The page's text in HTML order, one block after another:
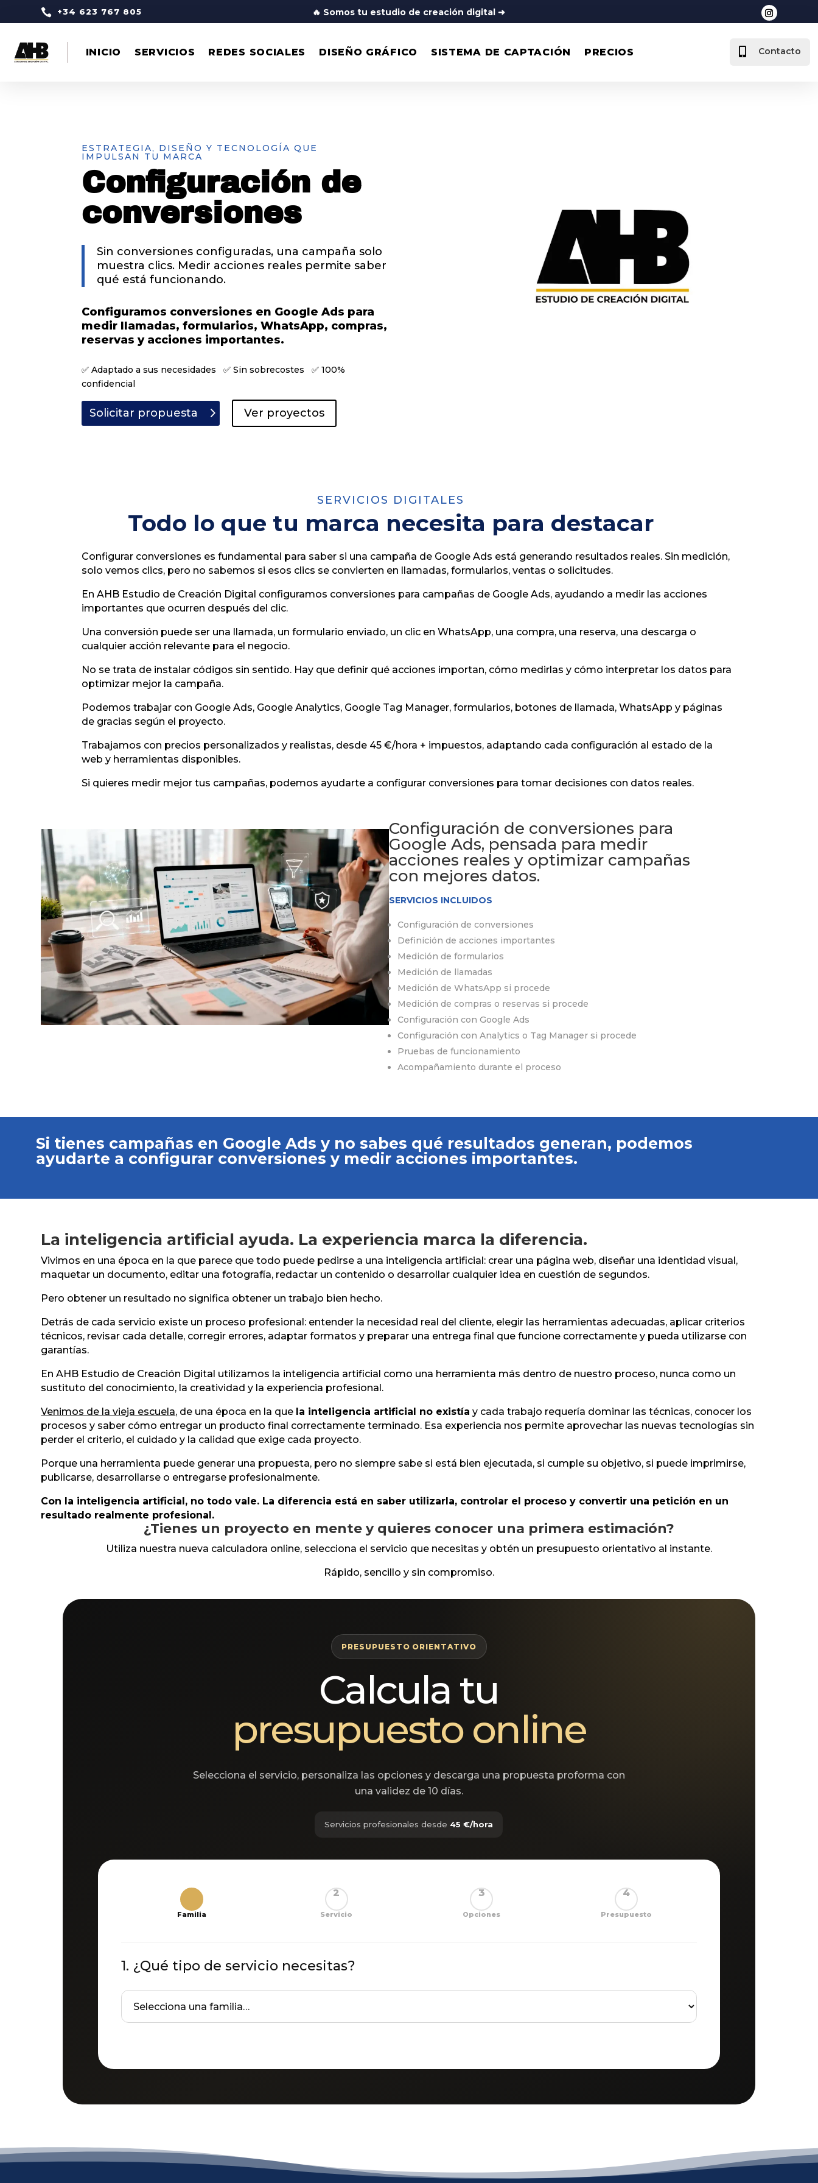
 +34 623 767 805 🔥 Somos tu estudio de creación digital ➜
INICIO SERVICIOS REDES SOCIALES DISEÑO GRÁFICO SISTEMA DE CAPTACIÓN PRECIOS  Contacto
ESTRATEGIA, DISEÑO Y TECNOLOGÍA QUE
IMPULSAN TU MARCA
Configuración de
conversiones
Sin conversiones configuradas, una campaña solo
muestra clics. Medir acciones reales permite saber
qué está funcionando.
Configuramos conversiones en Google Ads para
medir llamadas, formularios, WhatsApp, compras,
reservas y acciones importantes.
✅ Adaptado a sus necesidades ✅ Sin sobrecostes ✅ 100%
confidencial
Solicitar propuesta Ver proyectos
SERVICIOS DIGITALES
Todo lo que tu marca necesita para destacar
Configurar conversiones es fundamental para saber si una campaña de Google Ads está generando resultados reales. Sin medición,
solo vemos clics, pero no sabemos si esos clics se convierten en llamadas, formularios, ventas o solicitudes.
En AHB Estudio de Creación Digital configuramos conversiones para campañas de Google Ads, ayudando a medir las acciones
importantes que ocurren después del clic.
Una conversión puede ser una llamada, un formulario enviado, un clic en WhatsApp, una compra, una reserva, una descarga o
cualquier acción relevante para el negocio.
No se trata de instalar códigos sin sentido. Hay que definir qué acciones importan, cómo medirlas y cómo interpretar los datos para
optimizar mejor la campaña.
Podemos trabajar con Google Ads, Google Analytics, Google Tag Manager, formularios, botones de llamada, WhatsApp y páginas
de gracias según el proyecto.
Trabajamos con precios personalizados y realistas, desde 45 €/hora + impuestos, adaptando cada configuración al estado de la
web y herramientas disponibles.
Si quieres medir mejor tus campañas, podemos ayudarte a configurar conversiones para tomar decisiones con datos reales.
Configuración de conversiones para
Google Ads, pensada para medir
acciones reales y optimizar campañas
con mejores datos.
SERVICIOS INCLUIDOS
Configuración de conversiones
Definición de acciones importantes
Medición de formularios
Medición de llamadas
Medición de WhatsApp si procede
Medición de compras o reservas si procede
Configuración con Google Ads
Configuración con Analytics o Tag Manager si procede
Pruebas de funcionamiento
Acompañamiento durante el proceso
Si tienes campañas en Google Ads y no sabes qué resultados generan, podemos
ayudarte a configurar conversiones y medir acciones importantes.
La inteligencia artificial ayuda. La experiencia marca la diferencia.
Vivimos en una época en la que parece que todo puede pedirse a una inteligencia artificial: crear una página web, diseñar una identidad visual,
maquetar un documento, editar una fotografía, redactar un contenido o desarrollar cualquier idea en cuestión de segundos.
Pero obtener un resultado no significa obtener un trabajo bien hecho.
Detrás de cada servicio existe un proceso profesional: entender la necesidad real del cliente, elegir las herramientas adecuadas, aplicar criterios
técnicos, revisar cada detalle, corregir errores, adaptar formatos y preparar una entrega final que funcione correctamente y pueda utilizarse con
garantías.
En AHB Estudio de Creación Digital utilizamos la inteligencia artificial como una herramienta más dentro de nuestro proceso, nunca como un
sustituto del conocimiento, la creatividad y la experiencia profesional.
Venimos de la vieja escuela, de una época en la que la inteligencia artificial no existía y cada trabajo requería dominar las técnicas, conocer los
procesos y saber cómo entregar un producto final correctamente terminado. Esa experiencia nos permite aprovechar las nuevas tecnologías sin
perder el criterio, el cuidado y la calidad que exige cada proyecto.
Porque una herramienta puede generar una propuesta, pero no siempre sabe si está bien ejecutada, si cumple su objetivo, si puede imprimirse,
publicarse, desarrollarse o entregarse profesionalmente.
Con la inteligencia artificial, no todo vale. La diferencia está en saber utilizarla, controlar el proceso y convertir una petición en un
resultado realmente profesional.
¿Tienes un proyecto en mente y quieres conocer una primera estimación?
Utiliza nuestra nueva calculadora online, selecciona el servicio que necesitas y obtén un presupuesto orientativo al instante.
Rápido, sencillo y sin compromiso.
PRESUPUESTO ORIENTATIVO
Calcula tu
presupuesto online
Selecciona el servicio, personaliza las opciones y descarga una propuesta proforma con
una validez de 10 días.
Servicios profesionales desde 45 €/hora
Familia
2
Servicio
3
Opciones
4
Presupuesto
1. ¿Qué tipo de servicio necesitas?